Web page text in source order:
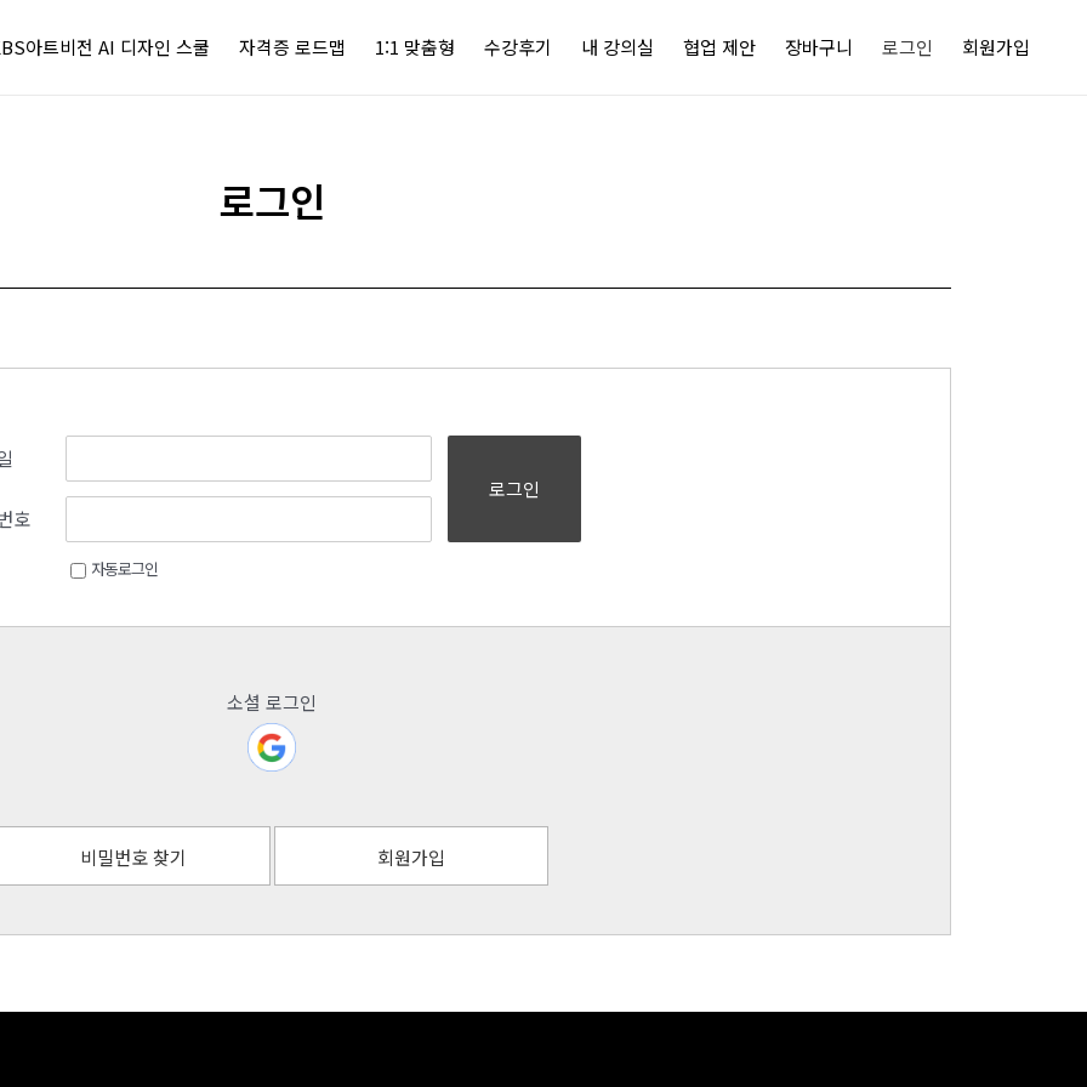
아트비전 AI 디자인 스쿨 자격증 로드맵 1:1 맞춤형 수강후기 내 강의실 협업 제안 장바구니 로그인 회원가입
로그인
호
자동로그인
로그인
소셜 로그인
비밀번호 찾기 회원가입